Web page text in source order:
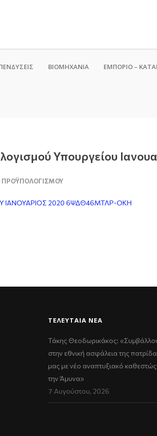
ΒΙΟΜΗΧΑΝΙΑ ΕΜΠΟΡΙΟ –
Υπουργείου
ΠΡΟΫΠΟΛΟΓΙΣΜΟΎ
ΙΑΝΟΥΑΡΙΟΣ 2020 6ΨΔΘ46ΜΤΛΡ-ΟΚΗ
ΤΕΛΕΥΤΑΊΑ ΝΈΑ
Τάκης Θεοδωρικάκος:
στην εθνική ασφάλεια της
μας με νέο αναπτυξιακό καθεστώς
την Άμυνα»
7 Αυγούστου, 2026